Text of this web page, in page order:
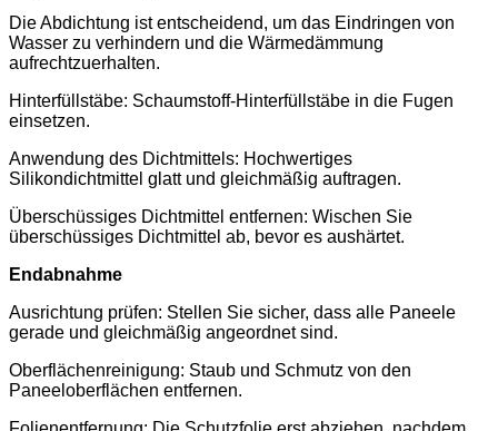
Die Abdichtung ist entscheidend, um das Eindringen von
Wasser zu verhindern und die Wärmedämmung
aufrechtzuerhalten.
Hinterfüllstäbe: Schaumstoff-Hinterfüllstäbe in die Fugen
einsetzen.
Anwendung des Dichtmittels: Hochwertiges
Silikondichtmittel glatt und gleichmäßig auftragen.
Überschüssiges Dichtmittel entfernen: Wischen Sie
überschüssiges Dichtmittel ab, bevor es aushärtet.
Endabnahme
Ausrichtung prüfen: Stellen Sie sicher, dass alle Paneele
gerade und gleichmäßig angeordnet sind.
Oberflächenreinigung: Staub und Schmutz von den
Paneeloberflächen entfernen.